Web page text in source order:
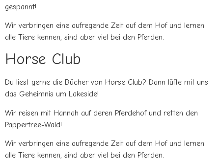
gespannt!
Wir verbringen eine aufregende Zeit auf dem Hof und lernen
alle Tiere kennen, sind aber viel bei den Pferden.
Horse Club
Du liest gerne die Bücher von Horse Club? Dann lüfte mit uns
das Geheimnis um Lakeside!
Wir reisen mit Hannah auf deren Pferdehof und retten den
Pappertree-Wald!
Wir verbringen eine aufregende Zeit auf dem Hof und lernen
alle Tiere kennen, sind aber viel bei den Pferden.